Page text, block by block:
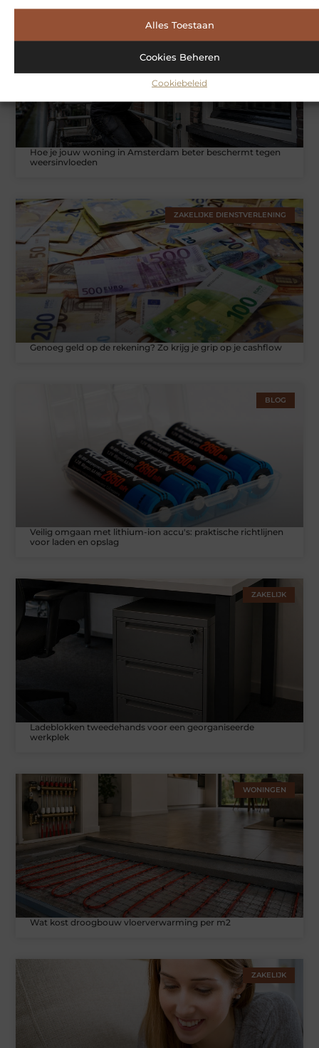
Alles Toestaan
Cookies Beheren
Cookiebeleid
Hoe je jouw woning in Amsterdam beter beschermt tegen
weersinvloeden
ZAKELIJKE DIENSTVERLENING
Genoeg geld op de rekening? Zo krijg je grip op je cashflow
BLOG
Veilig omgaan met lithium-ion accu's: praktische richtlijnen
voor laden en opslag
ZAKELIJK
Ladeblokken tweedehands voor een georganiseerde
werkplek
WONINGEN
Wat kost droogbouw vloerverwarming per m2
ZAKELIJK